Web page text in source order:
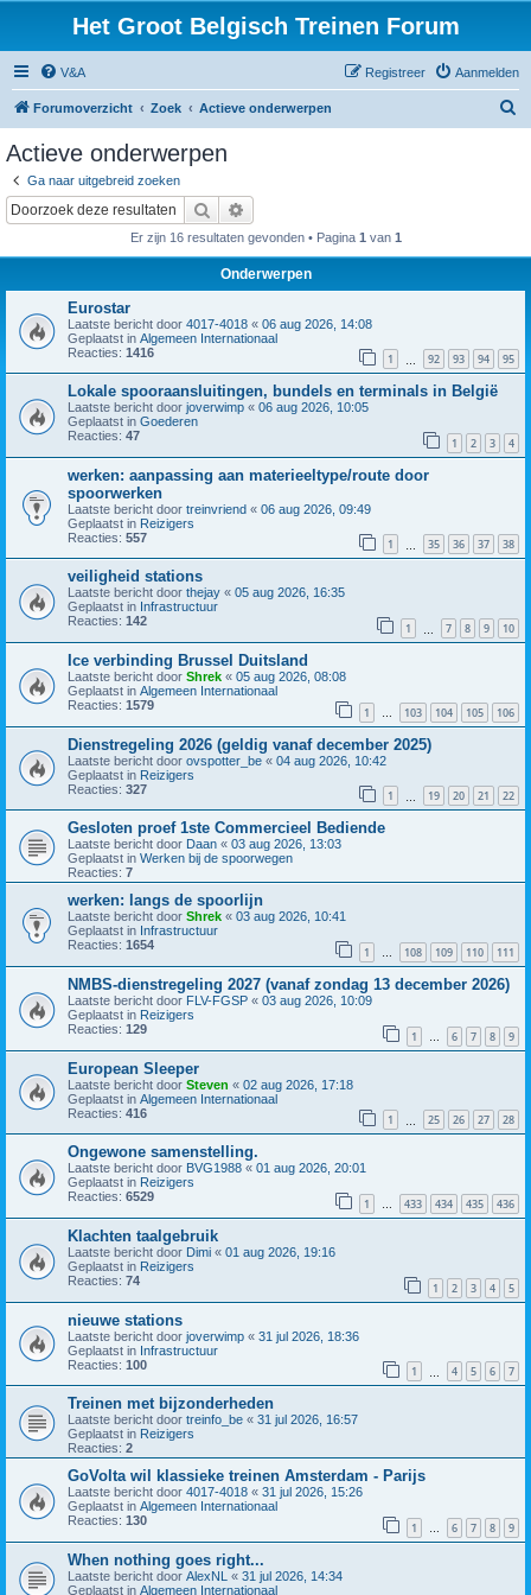
Het Groot Belgisch Treinen Forum
V&A Aanmelden
Registreer
Forumoverzicht Zoek Actieve onderwerpen
Actieve onderwerpen
Ga naar uitgebreid zoeken
Zoek
Er zijn 16 resultaten gevonden • Pagina 1 van 1
Onderwerpen
Eurostar
Laatste bericht door 4017-4018 « 06 aug 2026, 14:08
Geplaatst in Algemeen Internationaal
Reacties: 1416 1 92 93 94 95
Lokale spooraansluitingen, bundels en terminals in België
Laatste bericht door joverwimp « 06 aug 2026, 10:05
Geplaatst in Goederen
Reacties: 47 1 2 3 4
werken: aanpassing aan materieeltype/route door
spoorwerken
Laatste bericht door treinvriend « 06 aug 2026, 09:49
Geplaatst in Reizigers
Reacties: 557 1 35 36 37 38
veiligheid stations
Laatste bericht door thejay « 05 aug 2026, 16:35
Geplaatst in Infrastructuur
Reacties: 142 1 7 8 9 10
Ice verbinding Brussel Duitsland
Laatste bericht door Shrek « 05 aug 2026, 08:08
Geplaatst in Algemeen Internationaal
Reacties: 1579 1 … 103 104 105 106
Dienstregeling 2026 (geldig vanaf december 2025)
Laatste bericht door ovspotter_be « 04 aug 2026, 10:42
Geplaatst in Reizigers
Reacties: 327 1 19 20 21 22
Gesloten proef 1ste Commercieel Bediende
Laatste bericht door Daan « 03 aug 2026, 13:03
Geplaatst in Werken bij de spoorwegen
Reacties: 7
werken: langs de spoorlijn
Laatste bericht door Shrek « 03 aug 2026, 10:41
Geplaatst in Infrastructuur
Reacties: 1654 1 … 108 109 110 111
NMBS-dienstregeling 2027 (vanaf zondag 13 december 2026)
Laatste bericht door FLV-FGSP « 03 aug 2026, 10:09
Geplaatst in Reizigers
Reacties: 129 1 … 6 7 8 9
European Sleeper
Laatste bericht door Steven « 02 aug 2026, 17:18
Geplaatst in Algemeen Internationaal
Reacties: 416 1 25 26 27 28
Ongewone samenstelling.
Laatste bericht door BVG1988 « 01 aug 2026, 20:01
Geplaatst in Reizigers
Reacties: 6529 1 … 433 434 435 436
Klachten taalgebruik
Laatste bericht door Dimi « 01 aug 2026, 19:16
Geplaatst in Reizigers
Reacties: 74 1 2 3 4 5
nieuwe stations
Laatste bericht door joverwimp « 31 jul 2026, 18:36
Geplaatst in Infrastructuur
Reacties: 100 1 4 5 6 7
Treinen met bijzonderheden
Laatste bericht door treinfo_be « 31 jul 2026, 16:57
Geplaatst in Reizigers
Reacties: 2
GoVolta wil klassieke treinen Amsterdam - Parijs
Laatste bericht door 4017-4018 « 31 jul 2026, 15:26
Geplaatst in Algemeen Internationaal
Reacties: 130 1 … 6 7 8 9
When nothing goes right...
Laatste bericht door AlexNL « 31 jul 2026, 14:34
Geplaatst in Algemeen Internationaal